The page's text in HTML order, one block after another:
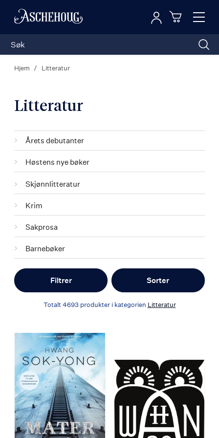
Toggle
Logg inn
Hjem Litteratur
Litteratur
Kategorier
Årets debutanter
Høstens nye bøker
Skjønnlitteratur
Krim
Sakprosa
Barnebøker
Filtrer Sorter
Totalt 4693produkter i kategorien Litteratur